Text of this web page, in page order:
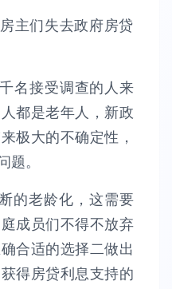
名接受调查的人来
都是老年人，新政
极大的不确定性，
题。
的老龄化，这需要
成员们不得不放弃
合适的选择二做出
得房贷利息支持的